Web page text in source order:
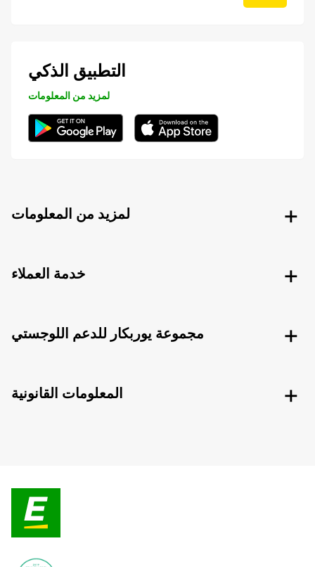
التطبيق الذكي
لمزيد من المعلومات
لمزيد من المعلومات
خدمة العملاء
مجموعة يوربكار للدعم اللوجستي
المعلومات القانونية